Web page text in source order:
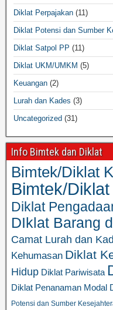
Diklat Perpajakan (11)
Diklat Potensi dan Sumber
Diklat Satpol PP (11)
Diklat UKM/UMKM (5)
Keuangan (2)
Lurah dan Kades (3)
Uncategorized (31)
Info Bimtek dan Diklat
Bimtek/Diklat
Bimtek/
Diklat
DIklat Barang
Camat Lurah dan
Kehumasan Diklat
Hidup Diklat Pariwisata
Diklat Penanaman Modal
Potensi dan Sumber